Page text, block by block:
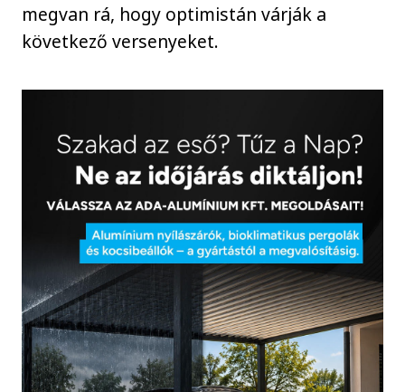
megvan rá, hogy optimistán várják a
következő versenyeket.